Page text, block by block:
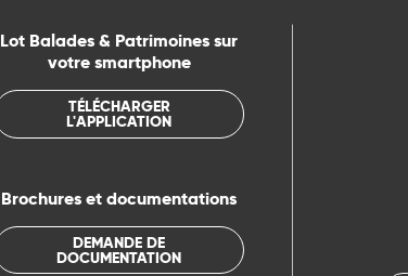
Lot Balades & Patrimoines sur
votre smartphone
TÉLÉCHARGER
L'APPLICATION
Brochures et documentations
DEMANDE DE
DOCUMENTATION